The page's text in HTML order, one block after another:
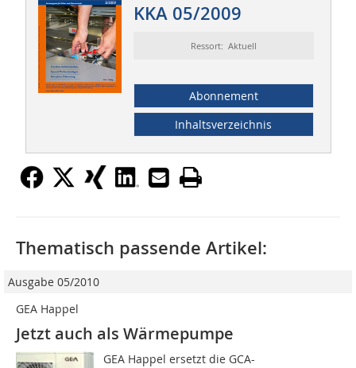
KKA 05/2009
Ressort: Aktuell
Abonnement
Inhaltsverzeichnis
Thematisch passende Artikel:
Ausgabe 05/2010
GEA Happel
Jetzt auch als Wärmepumpe
GEA Happel ersetzt die GCA-